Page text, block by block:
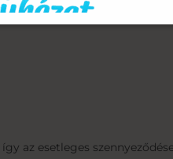
legpraktikusabbra
az esetleges